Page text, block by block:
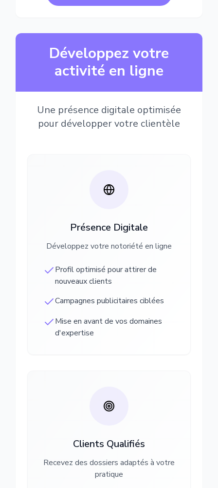
Développez votre
activité en ligne
Une présence digitale optimisée
pour développer votre clientèle
Présence Digitale
Développez votre notoriété en ligne
Profil optimisé pour attirer de
nouveaux clients
Campagnes publicitaires ciblées
Mise en avant de vos domaines
d'expertise
Clients Qualifiés
Recevez des dossiers adaptés à votre
pratique